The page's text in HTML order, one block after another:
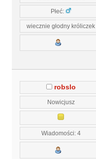
Płeć:
wiecznie głodny króliczek
robslo
Nowicjusz
Wiadomości: 4